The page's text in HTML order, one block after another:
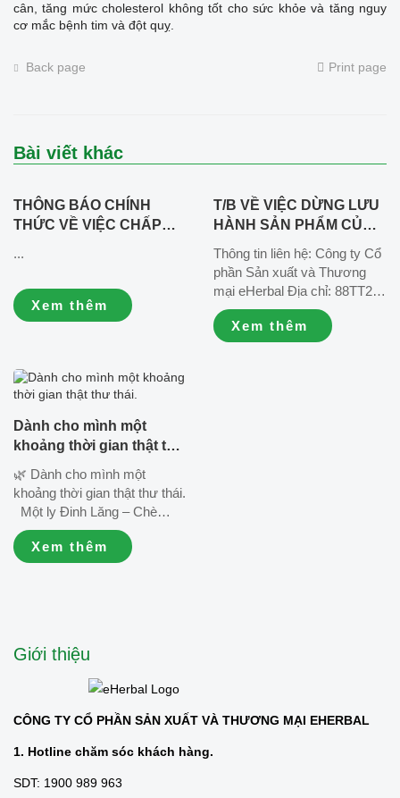
cân, tăng mức cholesterol không tốt cho sức khỏe và tăng nguy
cơ mắc bệnh tim và đột quỵ.
Back page Print page
Bài viết khác
THÔNG BÁO CHÍNH
THỨC VỀ VIỆC CHẤP
HÀNG
...
Xem thêm
T/B VỀ VIỆC DỪNG LƯU
HÀNH SẢN PHẨM CỦ
CÔNG BỐ
09/EHERBAL/2025_Lô
03/12/2025, hạn sử dụng
03/12/2026
Thông tin liên hệ: Công ty Cổ
phần Sản xuất và Thương
mại eHerbal Địa chỉ: 88TT2,
khu đô thị Văn Phú, quận Hà
Đông, thành phố Hà Nội, Việt
Nam. ☎️ Hotline chăm sóc
Xem thêm
Dành cho mình một
khoảng thời gian thật thư
🌿 Dành cho mình một
khoảng thời gian thật thư thái.
Một ly Đinh Lăng – Chè
Vằng pha tiện lợi, hương vị
thảo mộc dịu nhẹ, cùng vài
phút nghỉ ngơi bên bạn bè là
Xem thêm
Giới thiệu
CÔNG TY CỔ PHẦN SẢN XUẤT VÀ THƯƠNG MẠI EHERBAL
1. Hotline chăm sóc khách hàng.
SDT: 1900 989 963